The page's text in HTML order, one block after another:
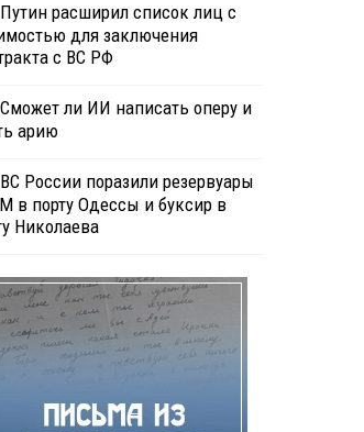
Путин расширил список лиц с
для заключения
с ВС РФ
Сможет ли ИИ написать оперу и
арию
ВС России поразили резервуары
в порту Одессы и буксир в
Николаева